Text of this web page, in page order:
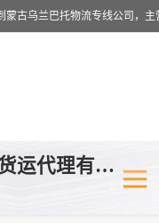
北京跃瑞航星国际货运代理有限公司
乌兰巴托铁